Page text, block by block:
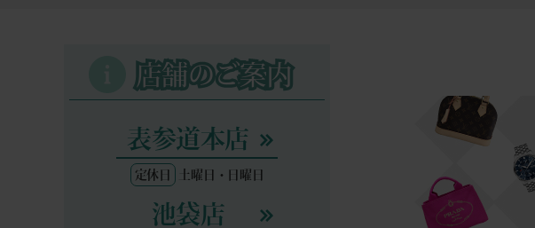
店舗のご案内
表参道本店
定休日 土曜日・日曜日
池袋店